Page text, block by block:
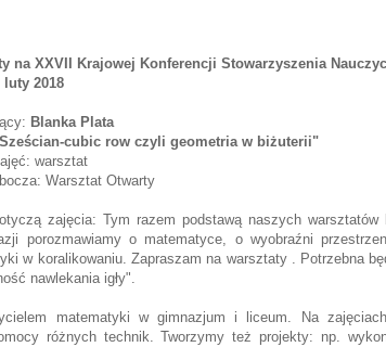
na XXVII Krajowej Konferencji Stowarzyszenia
luty 2018
Blanka Plata
cubic row czyli geometria w biżuterii"
warsztat
Warsztat Otwarty
zajęcia: Tym razem podstawą naszych warsztatów
porozmawiamy o matematyce, o wyobraźni
w koralikowaniu. Zapraszam na warsztaty . Potrzebna
nawlekania igły".
matematyki w gimnazjum i liceum. Na
różnych technik. Tworzymy też projekty: np.